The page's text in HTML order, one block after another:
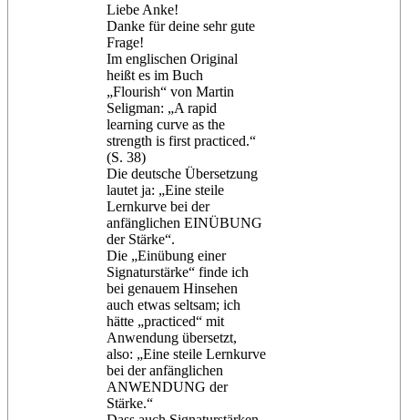
Liebe Anke!
Danke für deine sehr gute
Frage!
Im englischen Original
heißt es im Buch
„Flourish“ von Martin
Seligman: „A rapid
learning curve as the
strength is first practiced.“
(S. 38)
Die deutsche Übersetzung
lautet ja: „Eine steile
Lernkurve bei der
anfänglichen EINÜBUNG
der Stärke“.
Die „Einübung einer
Signaturstärke“ finde ich
bei genauem Hinsehen
auch etwas seltsam; ich
hätte „practiced“ mit
Anwendung übersetzt,
also: „Eine steile Lernkurve
bei der anfänglichen
ANWENDUNG der
Stärke.“